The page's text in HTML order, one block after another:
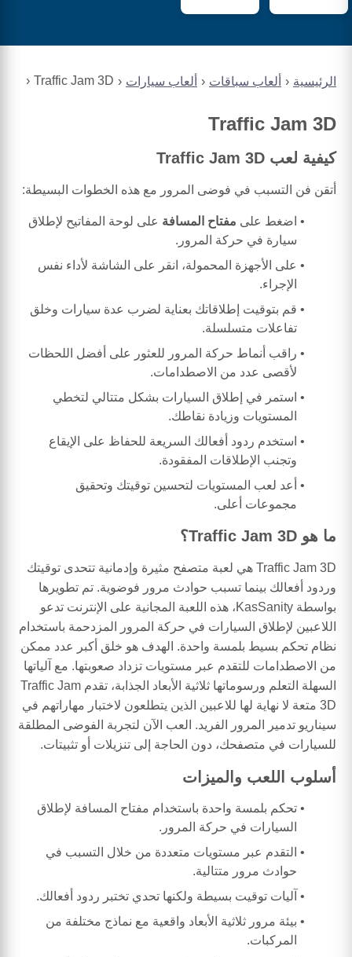
الرئيسية ألعاب سباقات ألعاب سيارات Traffic Jam 3D
Traffic Jam 3D
كيفية لعب Traffic Jam 3D
أتقن فن التسبب في فوضى المرور مع هذه الخطوات البسيطة:
اضغط على مفتاح المسافة على لوحة المفاتيح لإطلاق
سيارة في حركة المرور.
على الأجهزة المحمولة، انقر على الشاشة لأداء نفس
الإجراء.
قم بتوقيت إطلاقاتك بعناية لضرب عدة سيارات وخلق
تفاعلات متسلسلة.
راقب أنماط حركة المرور للعثور على أفضل اللحظات
لأقصى عدد من الاصطدامات.
استمر في إطلاق السيارات بشكل متتالي لتخطي
المستويات وزيادة نقاطك.
استخدم ردود أفعالك السريعة للحفاظ على الإيقاع
وتجنب الإطلاقات المفقودة.
أعد لعب المستويات لتحسين توقيتك وتحقيق
مجموعات أعلى.
ما هو Traffic Jam 3D؟
Traffic Jam 3D هي لعبة متصفح مثيرة وإدمانية تتحدى توقيتك
وردود أفعالك بينما تسبب حوادث مرور فوضوية. تم تطويرها
بواسطة KasSanity، هذه اللعبة المجانية على الإنترنت تدعو
اللاعبين لإطلاق السيارات في حركة المرور المزدحمة باستخدام
نظام تحكم بسيط بلمسة واحدة. الهدف هو خلق أكبر عدد ممكن
من الاصطدامات للتقدم عبر مستويات تزداد صعوبتها. مع آلياتها
السهلة التعلم ورسوماتها ثلاثية الأبعاد الجذابة، تقدم Traffic Jam
3D متعة لا نهاية لها للاعبين الذين يتطلعون لاختبار مهاراتهم في
سيناريو تدمير المرور الفريد. العب الآن لتجربة الفوضى المطلقة
للسيارات في متصفحك، دون الحاجة إلى تنزيلات أو تثبيتات.
أسلوب اللعب والميزات
تحكم بلمسة واحدة باستخدام مفتاح المسافة لإطلاق
السيارات في حركة المرور.
التقدم عبر مستويات متعددة من خلال التسبب في
حوادث مرور متتالية.
آليات توقيت بسيطة ولكنها تحدي تختبر ردود أفعالك.
بيئة مرور ثلاثية الأبعاد واقعية مع نماذج مختلفة من
المركبات.